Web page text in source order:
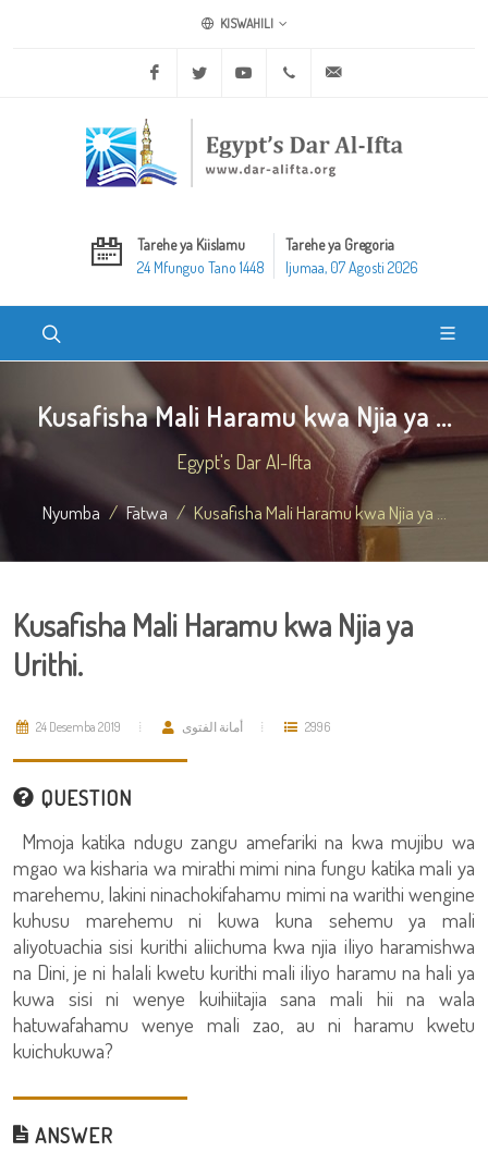
KISWAHILI
Facebook Twitter Youtube +20 2 25970400
Tarehe ya Kiislamu
24 Mfunguo Tano 1448
Tarehe ya Gregoria
Ijumaa, 07 Agosti 2026
Kusafisha Mali Haramu kwa Njia ya ...
Egypt's Dar Al-Ifta
Nyumba Fatwa Kusafisha Mali Haramu kwa Njia ya ...
Kusafisha Mali Haramu kwa Njia ya
Urithi.
24 Desemba 2019 أمانة الفتوى 2996
QUESTION
Mmoja katika ndugu zangu amefariki na kwa mujibu wa
mgao wa kisharia wa mirathi mimi nina fungu katika mali ya
marehemu, lakini ninachokifahamu mimi na warithi wengine
kuhusu marehemu ni kuwa kuna sehemu ya mali
aliyotuachia sisi kurithi aliichuma kwa njia iliyo haramishwa
na Dini, je ni halali kwetu kurithi mali iliyo haramu na hali ya
kuwa sisi ni wenye kuihiitajia sana mali hii na wala
hatuwafahamu wenye mali zao, au ni haramu kwetu
kuichukuwa?
ANSWER